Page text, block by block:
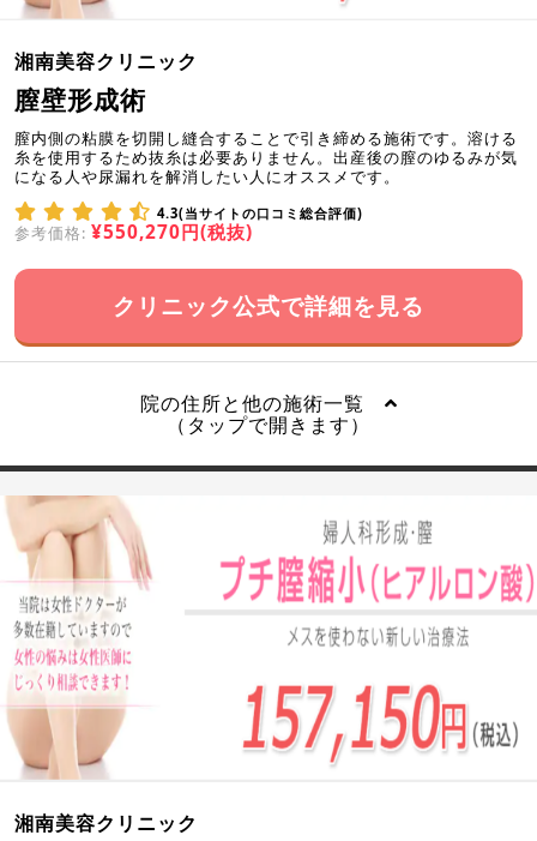
湘南美容クリニック
膣壁形成術
膣内側の粘膜を切開し縫合することで引き締める施術です。溶ける
糸を使用するため抜糸は必要ありません。出産後の膣のゆるみが気
になる人や尿漏れを解消したい人にオススメです。
4.3(当サイトの口コミ総合評価)
参考価格: ¥550,270円(税抜)
クリニック公式で詳細を見る
院の住所と他の施術一覧
（タップで開きます）
湘南美容クリニック